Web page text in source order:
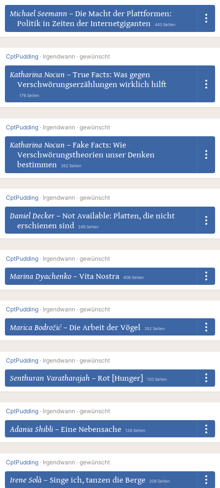
Michael Seemann – Die Macht der Plattformen:
Politik in Zeiten der Internetgiganten
443 Seiten
CptPudding · Irgendwann · gewünscht
Katharina Nocun – True Facts: Was gegen
Verschwörungserzählungen wirklich hilft
176 Seiten
CptPudding · Irgendwann · gewünscht
Katharina Nocun – Fake Facts: Wie
Verschwörungstheorien unser Denken
bestimmen
352 Seiten
CptPudding · Irgendwann · gewünscht
Daniel Decker– Not Available: Platten, die nicht
erschienen sind
248 Seiten
CptPudding · Irgendwann · gewünscht
Marina Dyachenko – Vita Nostra 408 Seiten
CptPudding · Irgendwann · gewünscht
Marica Bodrožić– Die Arbeit der Vögel 352 Seiten
CptPudding · Irgendwann · gewünscht
Senthuran Varatharajah – Rot [Hunger] 120 Seiten
CptPudding · Irgendwann · gewünscht
Adania Shibli – Eine Nebensache 128 Seiten
CptPudding · Irgendwann · gewünscht
Irene Solà – Singe ich, tanzen die Berge 208 Seiten